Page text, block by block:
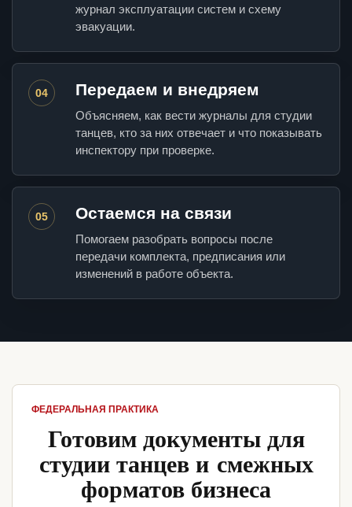
журнал эксплуатации систем и схему
эвакуации.
04 Передаем и внедряем
Объясняем, как вести журналы для студии
танцев, кто за них отвечает и что показывать
инспектору при проверке.
05 Остаемся на связи
Помогаем разобрать вопросы после
передачи комплекта, предписания или
изменений в работе объекта.
ФЕДЕРАЛЬНАЯ ПРАКТИКА
Готовим документы для
студии танцев и смежных
форматов бизнеса